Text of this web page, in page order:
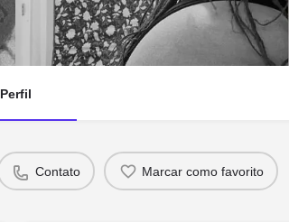
Perfil
Contato Marcar como favorito